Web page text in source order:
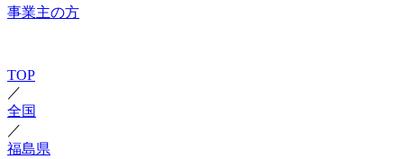
事業主の方
TOP
／
全国
／
福島県